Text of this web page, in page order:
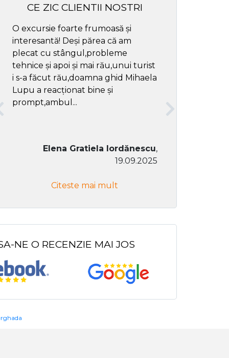
CE ZIC CLIENTII NOSTRI
O excursie foarte frumoasă și
interesantă! Deși părea că am
plecat cu stângul,probleme
tehnice și apoi și mai rău,unui turist
i s-a făcut rău,doamna ghid Mihaela
Lupu a reacționat bine și
prompt,ambul...
Elena Gratiela Iordănescu,
19.09.2025
Citeste mai mult
NE O RECENZIE MAI JOS